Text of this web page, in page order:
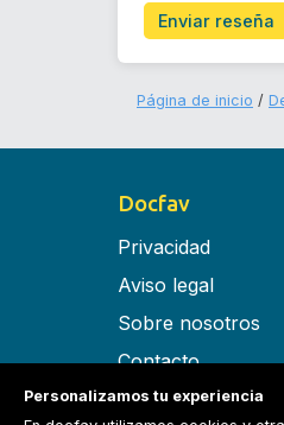
Enviar reseña
Página de inicio
Docfav
Privacidad
Aviso legal
Sobre nosotros
Contacto
Términos y
Personalizamos tu experiencia